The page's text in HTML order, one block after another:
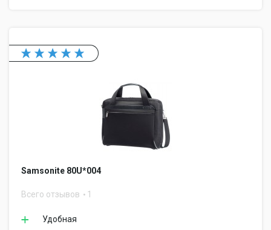
Samsonite 80U*004
Всего отзывов 1
Удобная